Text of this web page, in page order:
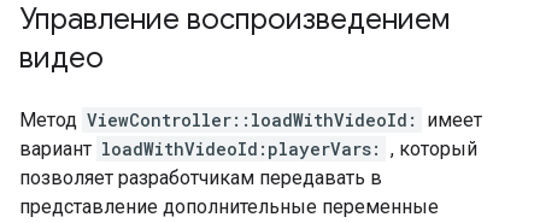
Управление воспроизведением
видео
Метод ViewController::loadWithVideoId:
имеет
вариант loadWithVideoId:playerVars: , который
позволяет разработчикам передавать в
представление дополнительные переменные